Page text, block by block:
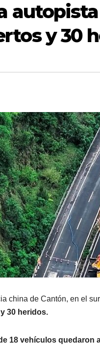
y 30
china de Cantón, en el
30 heridos.
18 vehículos quedaron